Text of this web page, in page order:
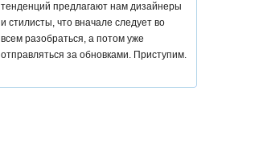
тенденций предлагают нам дизайнеры
и стилисты, что вначале следует во
всем разобраться, а потом уже
отправляться за обновками. Приступим.